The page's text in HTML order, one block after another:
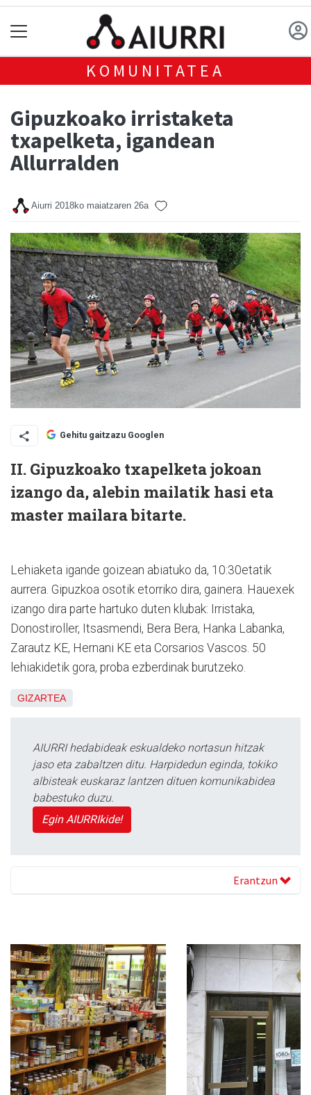
KOMUNITATEA
Gipuzkoako irristaketa
txapelketa, igandean
Allurralden
Aiurri 2018ko maiatzaren 26a
Gehitu gaitzazu Googlen
II. Gipuzkoako txapelketa jokoan
izango da, alebin mailatik hasi eta
master mailara bitarte.
Lehiaketa igande goizean abiatuko da, 10:30etatik
aurrera. Gipuzkoa osotik etorriko dira, gainera. Hauexek
izango dira parte hartuko duten klubak: Irristaka,
Donostiroller, Itsasmendi, Bera Bera, Hanka Labanka,
Zarautz KE, Hernani KE eta Corsarios Vascos. 50
lehiakidetik gora, proba ezberdinak burutzeko.
GIZARTEA
AIURRI hedabideak eskualdeko nortasun hitzak
jaso eta zabaltzen ditu. Harpidedun eginda, tokiko
albisteak euskaraz lantzen dituen komunikabidea
babestuko duzu.
Egin AIURRIkide!
Erantzun